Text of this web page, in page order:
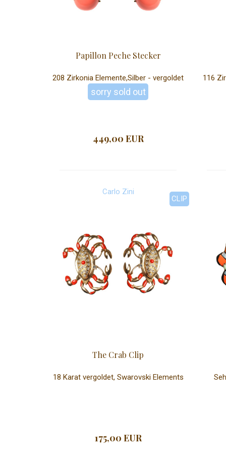
Papillon Peche Stecker
208 Zirkonia Elemente,Silber - vergoldet
sorry sold out
449,00 EUR
116
CLIP
Carlo Zini
The Crab Clip
18 Karat vergoldet, Swarovski Elements
175,00 EUR